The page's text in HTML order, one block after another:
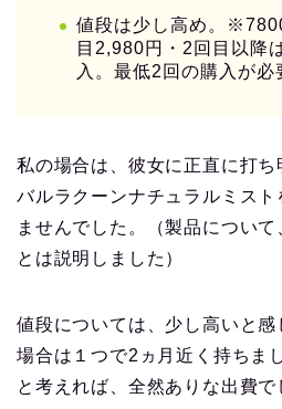
値段は少し高め。
目2,980円・2回目以降
入。最低2回の購入が必
私の場合は、彼女に正直に打
バルラクーンナチュラルミスト
ませんでした。（製品について
とは説明しました）
値段については、少し高いと
場合は１つで2ヵ月近く持ちま
と考えれば、全然ありな出費で